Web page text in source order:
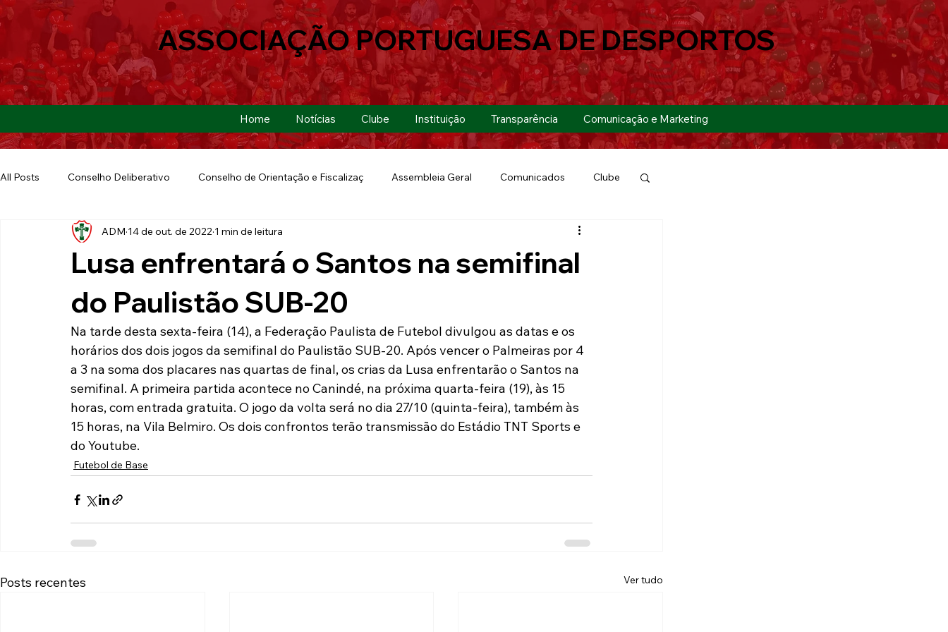
Home Notícias Clube Instituição Transparência Comunicação e Marketing
ASSOCIAÇÃO PORTUGUESA DE DESPORTOS
All Posts Conselho Deliberativo Conselho de Orientação e Fiscalizaç Assembleia Geral Comunicados Clube
Ação Social Futebol Americano Copa São Paulo
Futebol de Base Futebol de Quintal Lusa Run 2019
Paulista A2 2019 Portuguesas pelo Brasil Ouvidoria Modalidades Marketing Sócio-Torcedor
Recuperação Judicial
Lusa enfrentará o Santos na semifinal
do Paulistão SUB-20
ADM 14 de out. de 2022 1 min de leitura
Na tarde desta sexta-feira (14), a Federação Paulista de Futebol divulgou as datas e os
horários dos dois jogos da semifinal do Paulistão SUB-20. Após vencer o Palmeiras por 4
a 3 na soma dos placares nas quartas de final, os crias da Lusa enfrentarão o Santos na
semifinal. A primeira partida acontece no Canindé, na próxima quarta-feira (19), às 15
horas, com entrada gratuita. O jogo da volta será no dia 27/10 (quinta-feira), também às
15 horas, na Vila Belmiro. Os dois confrontos terão transmissão do Estádio TNT Sports e
do Youtube.
Futebol de Base
Posts recentes Ver tudo